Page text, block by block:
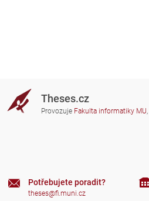
Theses.cz
Provozuje Fakulta informatiky MU,
Potřebujete poradit?
theses@fi.muni.cz